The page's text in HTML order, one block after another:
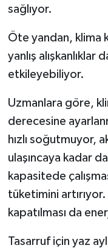
sağlıyor.
Öte yandan, klima
yanlış
etkileyebiliyor.
Uzmanlara göre,
derecesine
hızlı soğutmuyor,
ulaşıncaya kadar
kapasitede
tüketimini artırıyor.
kapatılması da
Tasarruf için yaz